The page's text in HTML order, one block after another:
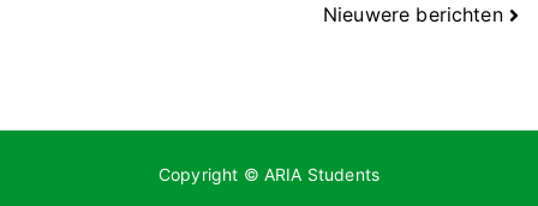
Nieuwere berichten
Copyright © ARIA Students